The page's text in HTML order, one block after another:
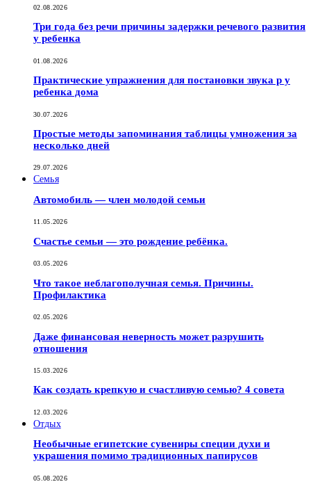
02.08.2026
Три года без речи причины задержки речевого развития
у ребенка
01.08.2026
Практические упражнения для постановки звука р у
ребенка дома
30.07.2026
Простые методы запоминания таблицы умножения за
несколько дней
29.07.2026
Семья
Автомобиль — член молодой семьи
11.05.2026
Счастье семьи — это рождение ребёнка.
03.05.2026
Что такое неблагополучная семья. Причины.
Профилактика
02.05.2026
Даже финансовая неверность может разрушить
отношения
15.03.2026
Как создать крепкую и счастливую семью? 4 совета
12.03.2026
Отдых
Необычные египетские сувениры специи духи и
украшения помимо традиционных папирусов
05.08.2026